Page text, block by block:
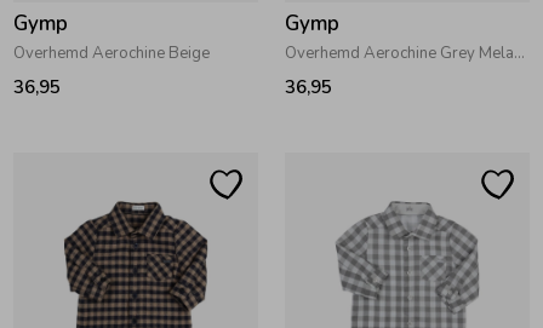
Beenmode
Rompers
Regenkleding &-laarzen
Zomeraccessoires
Gymp
Overhemd Aerochine Beige
36,95
Gymp
Overhemd Aerochine Grey Melange
36,95